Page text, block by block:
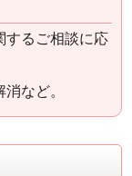
するご相談に応
など。